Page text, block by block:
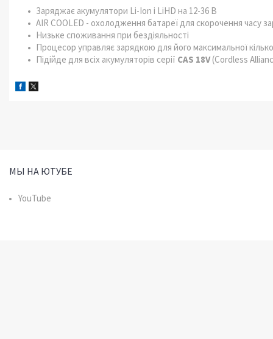
Заряджає акумулятори Li-Ion і LiHD на 12-36 В
AIR COOLED - охолодження батареї для скорочення часу
Низьке споживання при бездіяльності
Процесор управляє зарядкою для його максимальної
Підійде для всіх акумуляторів серії CAS 18V(Cordless
МЫ НА ЮТУБЕ
YouTube